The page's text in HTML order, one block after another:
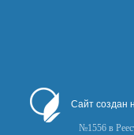
Сайт создан
№1556 в